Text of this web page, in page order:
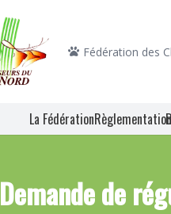
Fédération des
La FédérationRèglementation
Demande de